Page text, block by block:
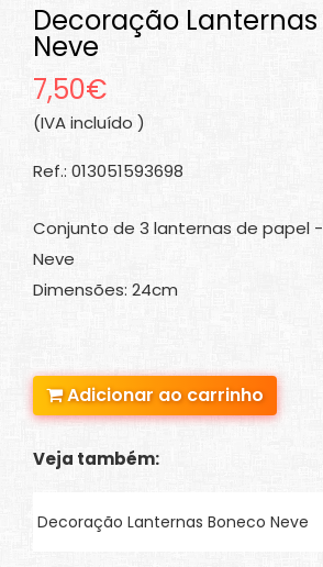
Decoração
Neve
7,50€
(IVA incluído )
Ref.: 013051593698
Conjunto de 3 lanternas de papel
Neve
Dimensões: 24cm
Adicionar ao carrinho
Veja também: